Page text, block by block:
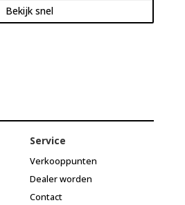
Bekijk snel
Service
Verkooppunten
Dealer worden
Contact